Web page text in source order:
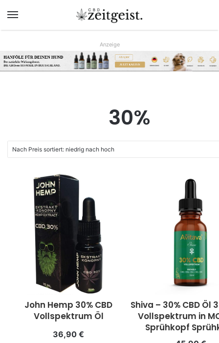
Menü
Anzeige
HANFÖLE FÜR DEINEN HUND
Der natürliche Wirkungsboost.
DIE GRÖsste AUSWAHL IN DEUTSCHLAND.
AB 9,90€
JETZT KAUFEN
www.hunreys.de
30%
John Hemp 30% CBD
Vollspektrum Öl
36,90 €
Shiva – 30% CBD Öl
Vollspektrum in
Sprühkopf